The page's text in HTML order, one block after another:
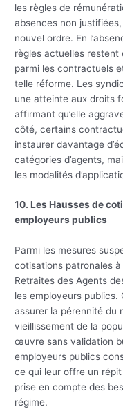
les règles de
absences non
nouvel ordre. En
règles actuelles restent
parmi les contractuels
telle réforme. Les
une atteinte aux droits
affirmant qu’elle
côté, certains
instaurer davantage
catégories d’agents,
les modalités
10. Les Hausses de
employeurs publics
Parmi les mesures
cotisations patronales à
Retraites des Agents
les employeurs
assurer la pérennité du
vieillissement de la
œuvre sans validation
employeurs publics
ce qui leur offre un
prise en compte des
régime.